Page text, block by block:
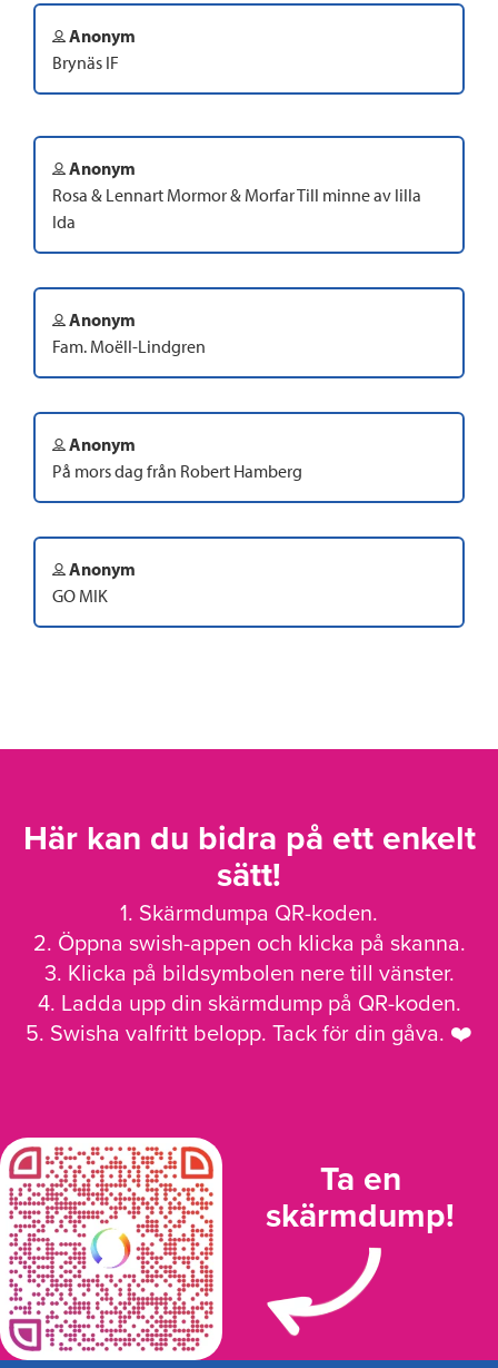
Anonym
Brynäs IF
Anonym
Rosa & Lennart Mormor & Morfar Till minne av lilla
Ida
Anonym
Fam. Moëll-Lindgren
Anonym
På mors dag från Robert Hamberg
Anonym
GO MIK
Här kan du bidra på ett enkelt
sätt!
1. Skärmdumpa QR-koden.
2. Öppna swish-appen och klicka på skanna.
3. Klicka på bildsymbolen nere till vänster.
4. Ladda upp din skärmdump på QR-koden.
5. Swisha valfritt belopp. Tack för din gåva. ❤️
Ta en
skärmdump!